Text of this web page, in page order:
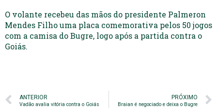
O volante recebeu das mãos do presidente Palmeron
Mendes Filho uma placa comemorativa pelos 50 jogos
com a camisa do Bugre, logo após a partida contra o
Goiás.
ANTERIOR
Vadão avalia vitória contra o Goiás
PRÓXIMO
Braian é negociado e deixa o Bugre